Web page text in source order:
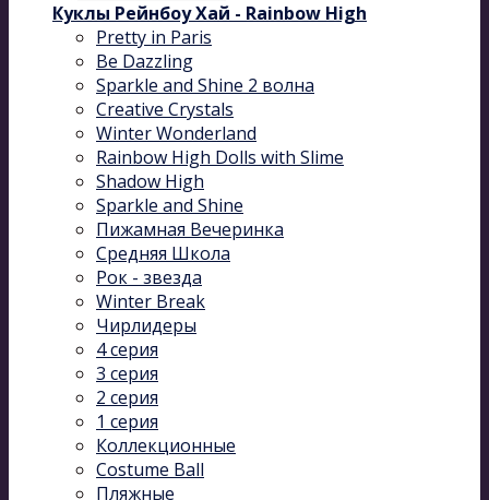
Куклы Рейнбоу Хай - Rainbow High
Pretty in Paris
Be Dazzling
Sparkle and Shine 2 волна
Сreative Сrystals
Winter Wonderland
Rainbow High Dolls with Slime
Shadow High
Sparkle and Shine
Пижамная Вечеринка
Средняя Школа
Рок - звезда
Winter Break
Чирлидеры
4 серия
3 серия
2 серия
1 серия
Коллекционные
Costume Ball
Пляжные